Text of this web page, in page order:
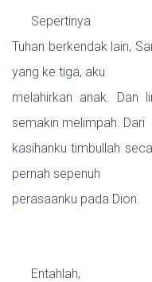
Sepertinya
Tuhan berkendak lain,
yang ke tiga, aku
melahirkan anak. Dan
semakin melimpah. Dari
kasihanku timbullah
pernah sepenuh
perasaanku pada Dion.
Entahlah,